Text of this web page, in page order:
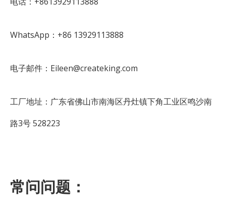
WhatsApp：+86 13929113888
电子邮件：Eileen@createking.com
工厂地址：广东省佛山市南海区丹灶镇下角工业区鸣沙南
路3号 528223
常问问题：